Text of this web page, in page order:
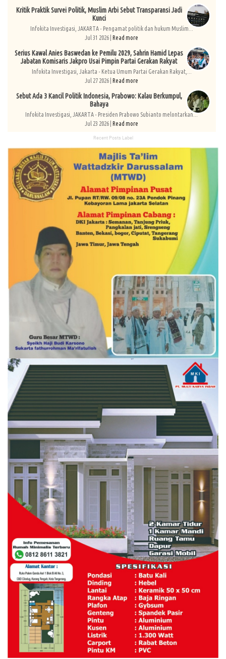
Kritik Praktik Survei Politik, Muslim Arbi Sebut Transparansi Jadi
Kunci
Infokita Investigasi, JAKARTA - Pengamat politik dan hukum Muslim...
Jul 31 2026 | Read more
Serius Kawal Anies Baswedan ke Pemilu 2029, Sahrin Hamid Lepas
Jabatan Komisaris Jakpro Usai Pimpin Partai Gerakan Rakyat
Infokita Investigasi, Jakarta - Ketua Umum Partai Gerakan Rakyat,...
Jul 27 2026 | Read more
Sebut Ada 3 Kancil Politik Indonesia, Prabowo: Kalau Berkumpul,
Bahaya
Infokita Investigasi, JAKARTA - Presiden Prabowo Subianto melontarkan...
Jul 23 2026 | Read more
Recent Posts Label